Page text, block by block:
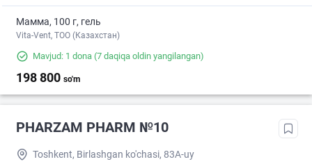
Мамма, 100 г, гель
Vita-Vent, TOO (Казахстан)
Mavjud: 1 dona (7 daqiqa oldin yangilangan)
198 800 so'm
PHARZAM PHARM №10
Toshkent, Birlashgan ko'chasi, 83A-uy